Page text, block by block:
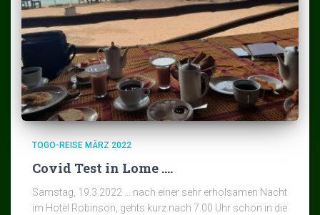
TOGO-REISE MÄRZ 2022
Covid Test in Lome ….
Samstag, 19.3.2022 … nach einer sehr erholsamen Nacht
im Hotel Robinson, gehts kurz nach 7.00 Uhr schon in die